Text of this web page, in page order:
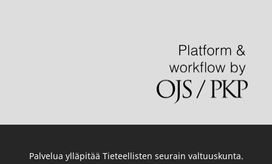
Palvelua ylläpitää Tieteellisten seurain valtuuskunta.